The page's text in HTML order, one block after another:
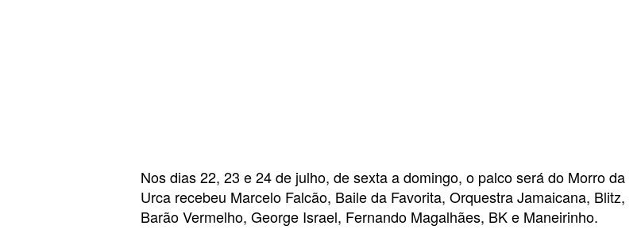
Nos dias 22, 23 e 24 de julho, de sexta a domingo, o palco será do Morro da
Urca recebeu Marcelo Falcão, Baile da Favorita, Orquestra Jamaicana, Blitz,
Barão Vermelho, George Israel, Fernando Magalhães, BK e Maneirinho.